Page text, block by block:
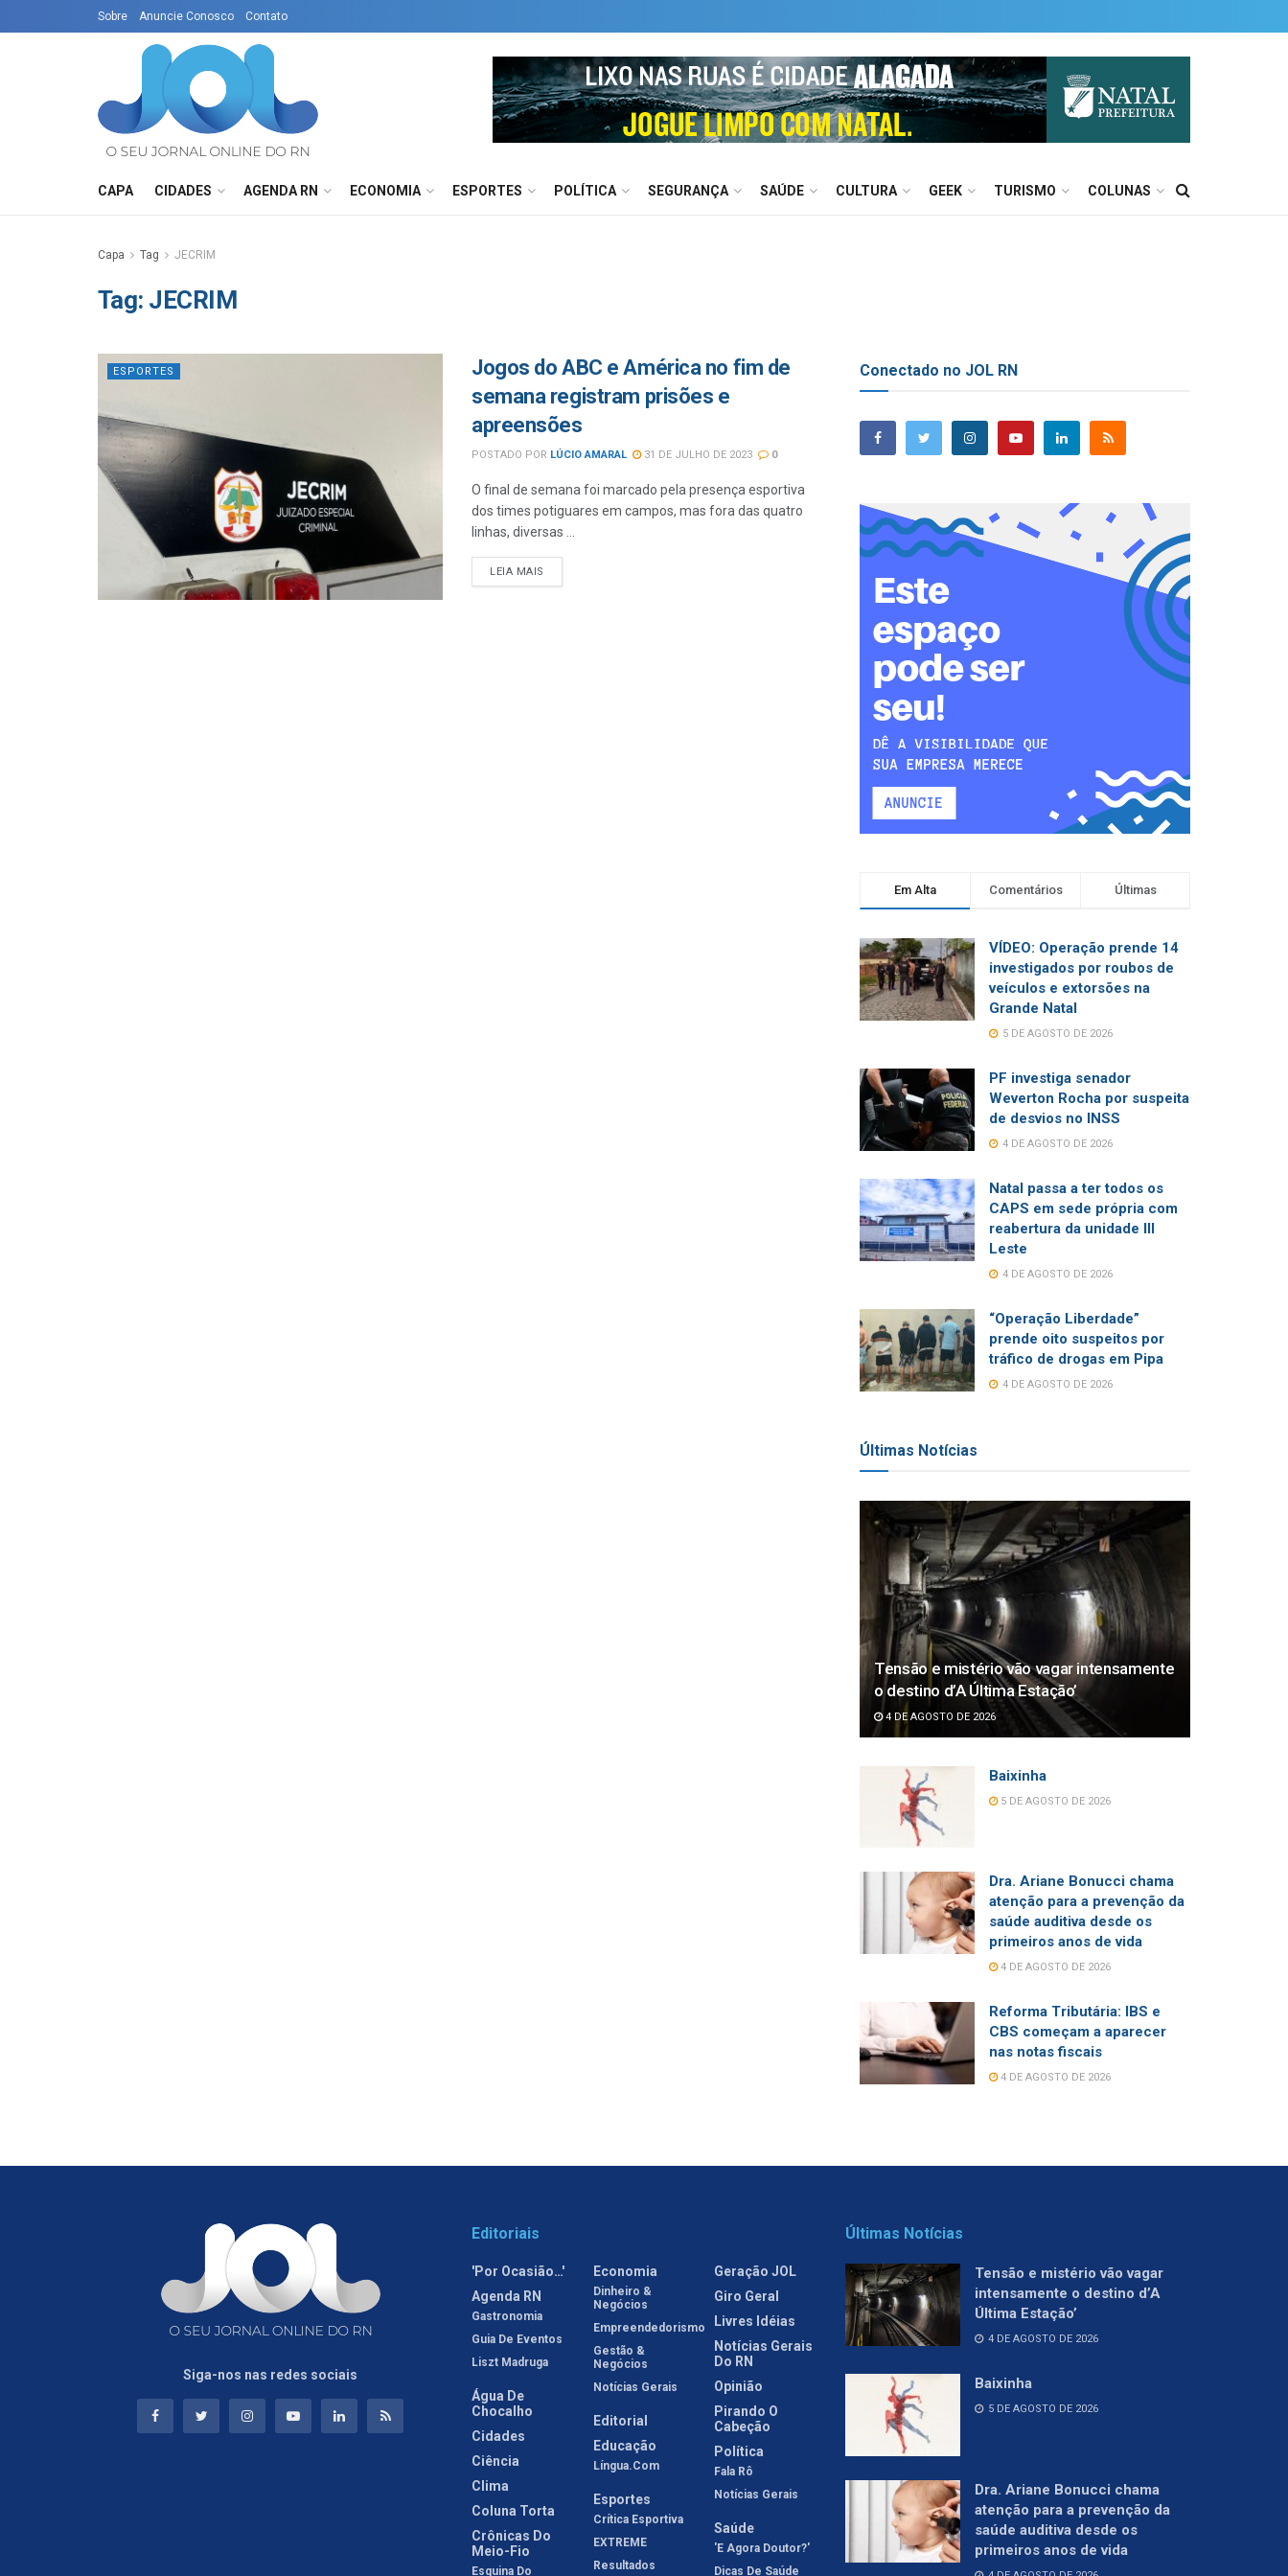
Sobre Anuncie Conosco Contato
CAPA CIDADES AGENDA RN ECONOMIA ESPORTES POLÍTICA SEGURANÇA SAÚDE CULTURA GEEK TURISMO COLUNAS
Capa Tag JECRIM
Tag: JECRIM
ESPORTES
Jogos do ABC e América no fim de
semana registram prisões e
apreensões
POSTADO POR LÚCIO AMARAL 31 DE JULHO DE 2023 0
O final de semana foi marcado pela presença esportiva
dos times potiguares em campos, mas fora das quatro
linhas, diversas ...
LEIA MAIS
Conectado no JOL RN
Em Alta Comentários Últimas
VÍDEO: Operação prende 14
investigados por roubos de
veículos e extorsões na
Grande Natal
5 DE AGOSTO DE 2026
PF investiga senador
Weverton Rocha por suspeita
de desvios no INSS
4 DE AGOSTO DE 2026
Natal passa a ter todos os
CAPS em sede própria com
reabertura da unidade III
Leste
4 DE AGOSTO DE 2026
“Operação Liberdade”
prende oito suspeitos por
tráfico de drogas em Pipa
4 DE AGOSTO DE 2026
Últimas Notícias
Tensão e mistério vão vagar intensamente
o destino d’A Última Estação’
4 DE AGOSTO DE 2026
Baixinha
5 DE AGOSTO DE 2026
Dra. Ariane Bonucci chama
atenção para a prevenção da
saúde auditiva desde os
primeiros anos de vida
4 DE AGOSTO DE 2026
Reforma Tributária: IBS e
CBS começam a aparecer
nas notas fiscais
4 DE AGOSTO DE 2026
Siga-nos nas redes sociais
Editoriais
'Por Ocasião…'
Agenda RN
Gastronomia
Guia De Eventos
Liszt Madruga
Água De
Chocalho
Cidades
Ciência
Clima
Coluna Torta
Crônicas Do
Meio-Fio
Esquina Do
Economia
Dinheiro &
Negócios
Empreendedorismo
Gestão &
Negócios
Notícias Gerais
Editorial
Educação
Língua.com
Esportes
Crítica Esportiva
EXTREME
Resultados
Geração JOL
Giro Geral
Livres Idéias
Notícias Gerais
Do RN
Opinião
Pirando O
Cabeção
Política
Fala Rô
Notícias Gerais
Saúde
'E Agora Doutor?'
Dicas De Saúde
Últimas Notícias
Tensão e mistério vão vagar
intensamente o destino d’A
Última Estação’
4 DE AGOSTO DE 2026
Baixinha
5 DE AGOSTO DE 2026
Dra. Ariane Bonucci chama
atenção para a prevenção da
saúde auditiva desde os
primeiros anos de vida